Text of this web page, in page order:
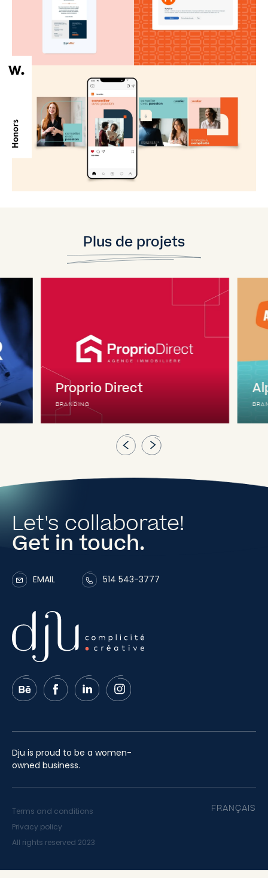
Plus de projets
Proprio Direct
BRANDING
Let's collaborate!
Get in touch.
EMAIL 514 543-3777
Dju is proud to be a women-
owned business.
Terms and conditions
Privacy policy
All rights reserved 2023
FRANÇAIS